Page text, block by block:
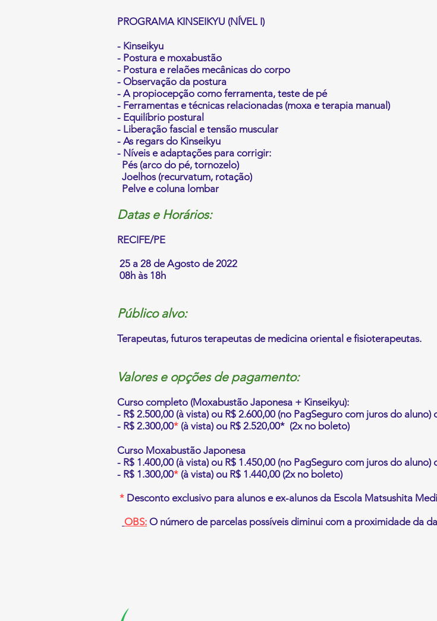
PROGRAMA KINSEIKYU (NÍVEL I)
- Kinseikyu
- Postura e moxabustão
- Postura e relaões mecânicas do corpo
- Observação da postura
- A propiocepção como ferramenta, teste de pé
- Ferramentas e técnicas relacionadas (moxa e terapia manual)
- Equilíbrio postural
- Liberação fascial e tensão muscular
- As regars do Kinseikyu
- Níveis e adaptações para corrigir:
Pés (arco do pé, tornozelo)
Joelhos (recurvatum, rotação)
Pelve e coluna lombar
Datas e Horários:
RECIFE/PE
25 a 28 de Agosto de 2022
08h às 18h
Público alvo:
Terapeutas, futuros terapeutas de medicina oriental e fisioterapeutas.
Valores e opções de pagamento:
Curso completo (Moxabustão Japonesa + Kinseikyu):
- R$ 2.500,00 (à vista) ou R$ 2.600,00 (no PagSeguro com juros do aluno)
- R$ 2.300,00* (à vista) ou R$ 2.520,00* (2x no boleto)
Curso Moxabustão Japonesa
- R$ 1.400,00 (à vista) ou R$ 1.450,00 (no PagSeguro com juros do aluno)
- R$ 1.300,00* (à vista) ou R$ 1.440,00 (2x no boleto)
* Desconto exclusivo para alunos e ex-alunos da Escola Matsushita
OBS: O número de parcelas possíveis diminui com a proximidade da